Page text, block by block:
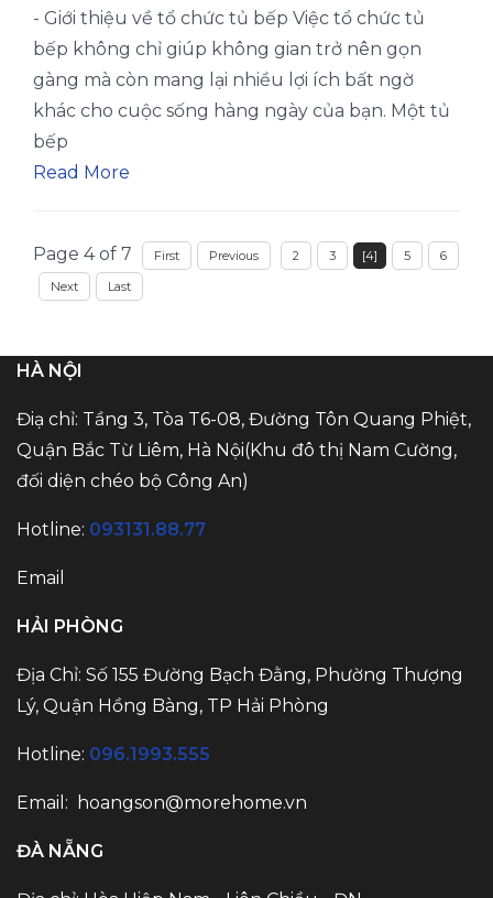
- Giới thiệu về tổ chức tủ bếp Việc tổ chức tủ
bếp không chỉ giúp không gian trở nên gọn
gàng mà còn mang lại nhiều lợi ích bất ngờ
khác cho cuộc sống hàng ngày của bạn. Một tủ
bếp
Read More
Page 4 of 7 First Previous 2 3 [4] 5
6
Next
Last
HÀ NỘI
Điạ chỉ: Tầng 3, Tòa T6-08, Đường Tôn Quang Phiệt,
Quận Bắc Từ Liêm, Hà Nội(Khu đô thị Nam Cường,
đối diện chéo bộ Công An)
Hotline: 093131.88.77
Email
HẢI PHÒNG
Địa Chỉ: Số 155 Đường Bạch Đằng, Phường Thượng
Lý, Quận Hồng Bàng, TP Hải Phòng
Hotline: 096.1993.555
Email: hoangson@morehome.vn
ĐÀ NẴNG